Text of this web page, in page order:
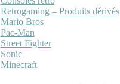
Retrogaming – Produits dérivés
Mario Bros
Pac-Man
Street Fighter
Sonic
Minecraft